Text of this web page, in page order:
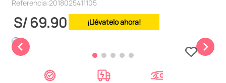
Referencia:2018025411105
S/69.90 ¡Llévatelo ahora!
4.
chiikawas
.
my melody